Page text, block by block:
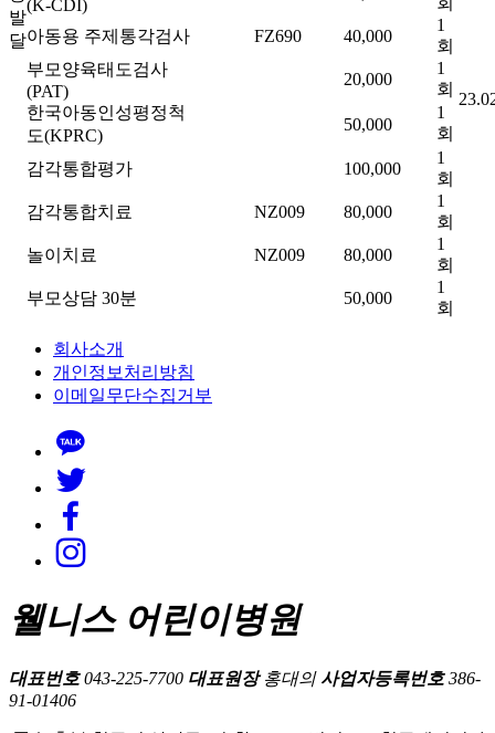
발
달
(K-CDI)
아동용 주제통각검사
FZ690 40,000
1
회
부모양육태도검사
(PAT)
20,000
1
회
한국아동인성평정척
도(KPRC)
50,000
1
회
감각통합평가
100,000
1
회
감각통합치료
NZ009 80,000
1
회
놀이치료
NZ009 80,000
1
회
부모상담 30분
50,000
1
회
회사소개
개인정보처리방침
이메일무단수집거부
웰니스 어린이병원
대표번호043-225-7700 대표원장홍대의 사업자등록번호386-
91-01406